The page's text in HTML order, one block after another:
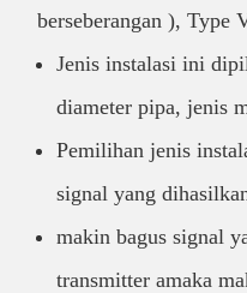
berseberangan ), Type
Jenis instalasi ini
diameter pipa, jenis
Pemilihan jenis
signal yang
makin bagus signal
transmitter amaka